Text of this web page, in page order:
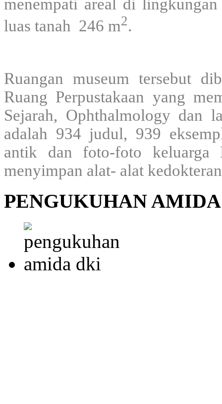
menempati areal di
luas tanah 246 m2.
Ruangan museum tersebut
Ruang Perpustakaan yang
Sejarah, Ophthalmology dan
adalah 934 judul, 939
antik dan foto-foto
menyimpan alat- alat
PENGUKUHAN